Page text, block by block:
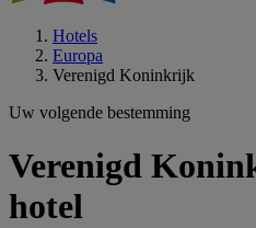
Hotels
Europa
Verenigd Koninkrijk
Uw volgende bestemming
Verenigd
hotel